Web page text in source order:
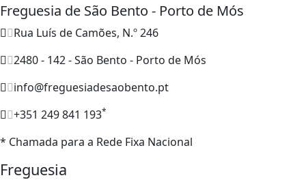
Freguesia de São Bento - Porto de Mós
Rua Luís de Camões, N.º 246
2480 - 142 - São Bento - Porto de Mós
info@freguesiadesaobento.pt
+351 249 841 193*
* Chamada para a Rede Fixa Nacional
Freguesia